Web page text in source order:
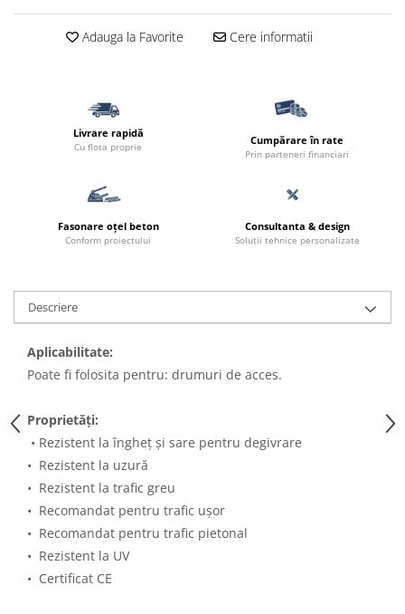
vopsele si lacuri
Pavele si borduri
Bordura piscina
Capace de gard
Contratreapta
Delimitari
Jardiniere
Mobilier modular
Pas Japonez
Pervaz geam piatra compozita
Placi ceramice de exterior
Produse auxiliare
Adauga la Favorite Cere informatii
Livrare rapidă
Cu flota proprie Cumpărare în rate
Prin parteneri financiari
Fasonare oțel beton
Conform proiectului
Consultanta & design
Soluții tehnice personalizate
Descriere
Aplicabilitate:
Poate fi folosita pentru: drumuri de acces.
Proprietăți:
• Rezistent la îngheț și sare pentru degivrare
• Rezistent la uzură
• Rezistent la trafic greu
• Recomandat pentru trafic ușor
• Recomandat pentru trafic pietonal
• Rezistent la UV
• Certificat CE